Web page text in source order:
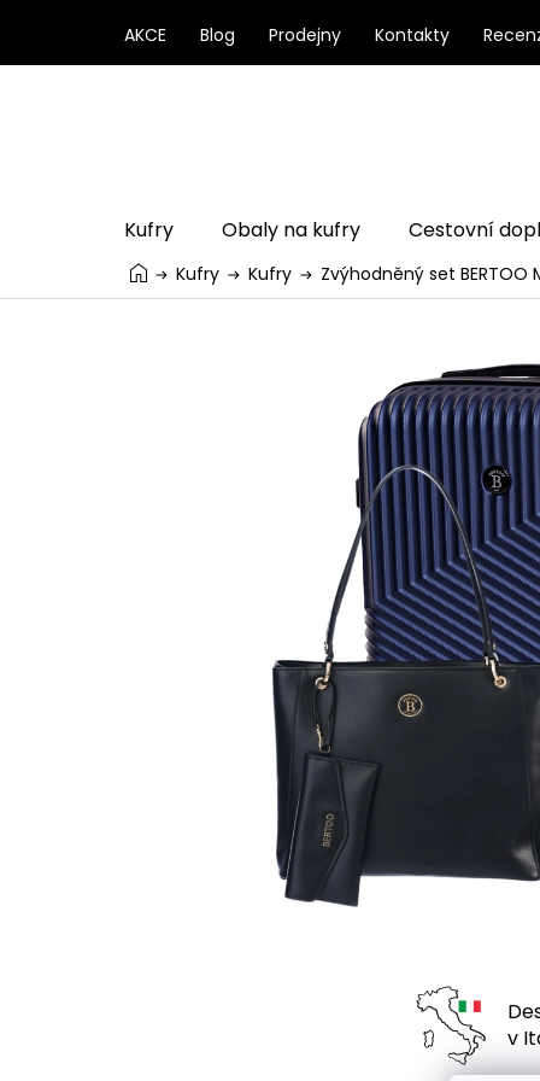
AKCE Blog Prodejny Kontakty
Kufry Obaly na kufry Cestovní
Kufry Kufry Zvýhodněný set BERTOO
v